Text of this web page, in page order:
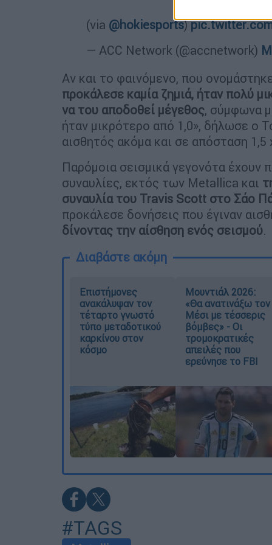
(via @hokiesports)
— ACC Network (@accnetwork)
Αν και το φαινόμενο, που
προκάλεσε καμία ζημιά, ήταν πολύ
να του αποδοθεί μέγεθος, σύμφωνα
ήταν μικρότερο από 1,0», δήλωσε ο
αισθητός ακόμα και σε απόσταση 1,5
Παρόμοια σεισμικά γεγονότα έχουν
συναυλίες, εκτός των Metallica και
συναυλία του Travis Scott στο Σάο
προκάλεσε δονήσεις που έγιναν
δίνοντας την αίσθηση ενός σεισμού.
Διαβάστε ακόμη
Επιστήμονες
ανακάλυψαν τον
τέταρτο γνωστό
τύπο μεταδοτικού
καρκίνου στον
κόσμο
Μουντιάλ 2026:
«Θα ανατινάξω τον
Μέσι με τέσσερις
βόμβες» - Οι
τρομοκρατικές
απειλές που
ερεύνησε το FBI
#TAGS